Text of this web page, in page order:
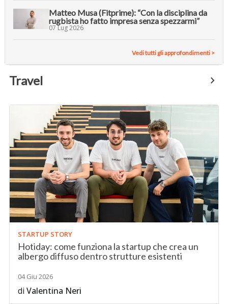
Matteo Musa (Fitprime): “Con la disciplina da
rugbista ho fatto impresa senza spezzarmi”
07 Lug 2026
Vedi tutti gli approfondimenti >
Travel
STARTUP STORY
Hotiday: come funziona la startup che crea un
albergo diffuso dentro strutture esistenti
04 Giu 2026
diValentina Neri